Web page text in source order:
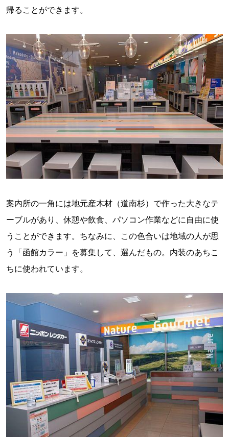
帰ることができます。
案内所の一角には地元産木材（道南杉）で作った大きなテ
ーブルがあり、休憩や飲食、パソコン作業などに自由に使
うことができます。ちなみに、この色合いは地域の人が思
う「函館カラー」を募集して、選んだもの。内装のあちこ
ちに使われています。